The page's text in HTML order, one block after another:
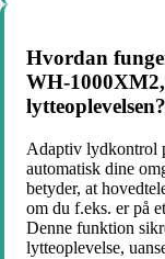
Hvordan
WH-
lytteoplevelsen?
Adaptiv lydkontrol
automatisk dine
betyder, at
om du f.eks. er på
Denne funktion
lytteoplevelse,